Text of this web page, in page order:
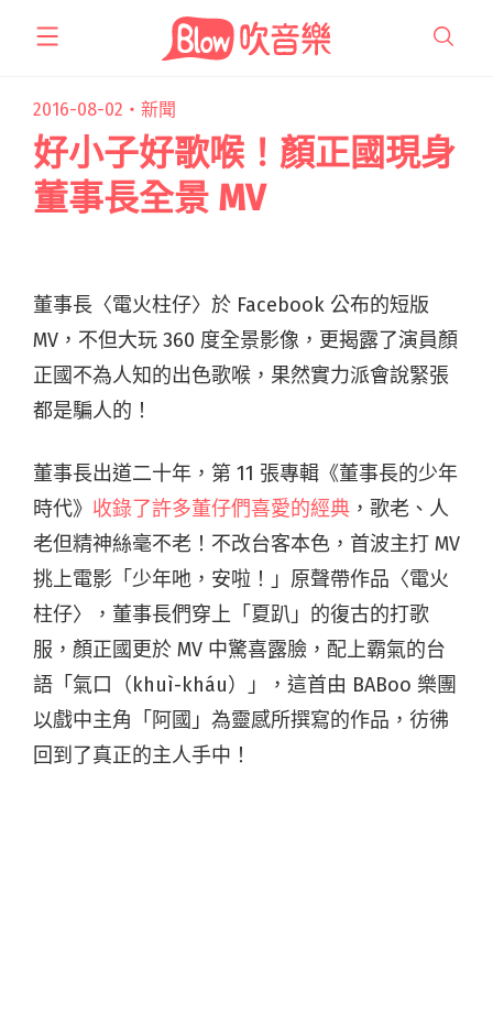
2016-08-02・ 新聞
好小子好歌喉！顏正國現身
董事長全景 MV
董事長〈電火柱仔〉於 Facebook 公布的短版
MV，不但大玩 360 度全景影像，更揭露了演員顏
正國不為人知的出色歌喉，果然實力派會說緊張
都是騙人的！
董事長出道二十年，第 11 張專輯《董事長的少年
時代》 收錄了許多董仔們喜愛的經典 ，歌老、人
老但精神絲毫不老！不改台客本色，首波主打 MV
挑上電影「少年吔，安啦！」原聲帶作品〈電火
柱仔〉，董事長們穿上「夏趴」的復古的打歌
服，顏正國更於 MV 中驚喜露臉，配上霸氣的台
語「氣口（khuì-kháu）」，這首由 BABoo 樂團
以戲中主角「阿國」為靈感所撰寫的作品，彷彿
回到了真正的主人手中！